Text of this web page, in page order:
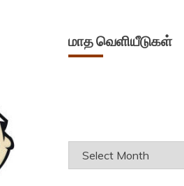
மாத வெளியீடுகள்
Archives